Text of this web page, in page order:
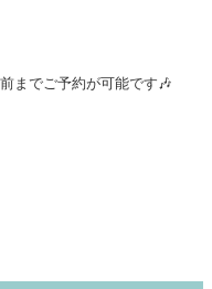
までご予約が可能です🎶